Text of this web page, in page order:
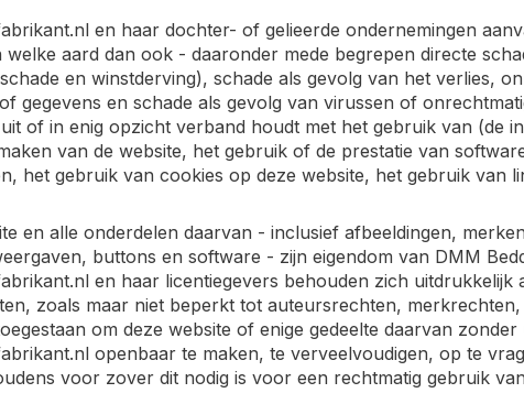
en haar dochter- of gelieerde ondernemingen
welke aard dan ook - daaronder mede begrepen directe
en winstderving), schade als gevolg van het verlies,
gegevens en schade als gevolg van virussen of
of in enig opzicht verband houdt met het gebruik van (de
van de website, het gebruik of de prestatie van
het gebruik van cookies op deze website, het gebruik van
en alle onderdelen daarvan - inclusief afbeeldingen,
buttons en software - zijn eigendom van DMM
en haar licentiegevers behouden zich uitdrukkelijk
zoals maar niet beperkt tot auteursrechten,
om deze website of enige gedeelte daarvan
openbaar te maken, te verveelvoudigen, op te
voor zover dit nodig is voor een rechtmatig gebruik